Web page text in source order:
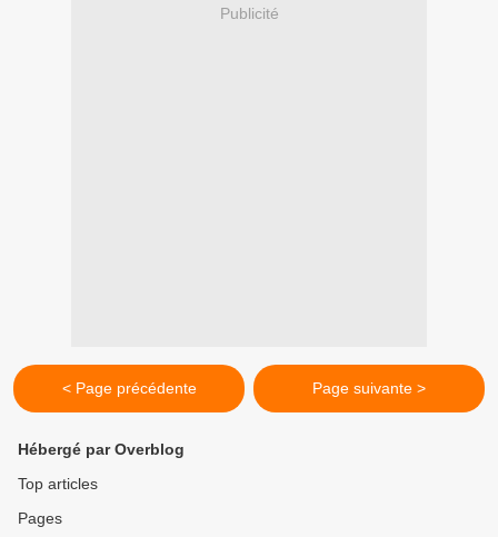
Publicité
< Page précédente Page suivante >
Hébergé par Overblog
Top articles
Pages